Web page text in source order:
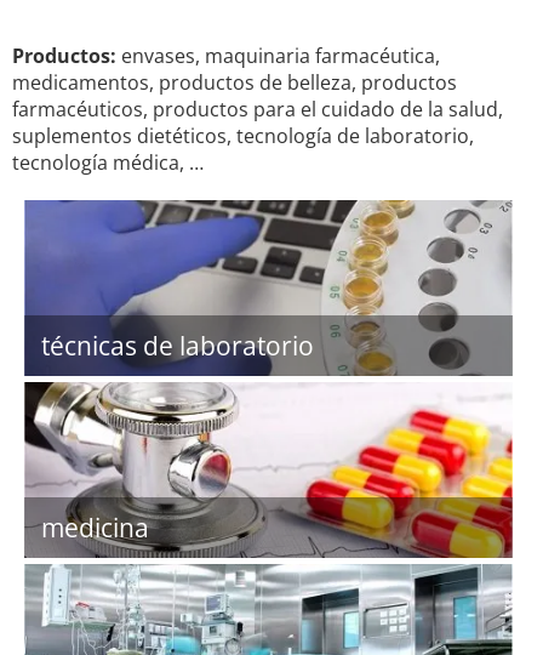
Productos: envases, maquinaria farmacéutica,
medicamentos, productos de belleza, productos
farmacéuticos, productos para el cuidado de la salud,
suplementos dietéticos, tecnología de laboratorio,
tecnología médica, …
técnicas de laboratorio
medicina